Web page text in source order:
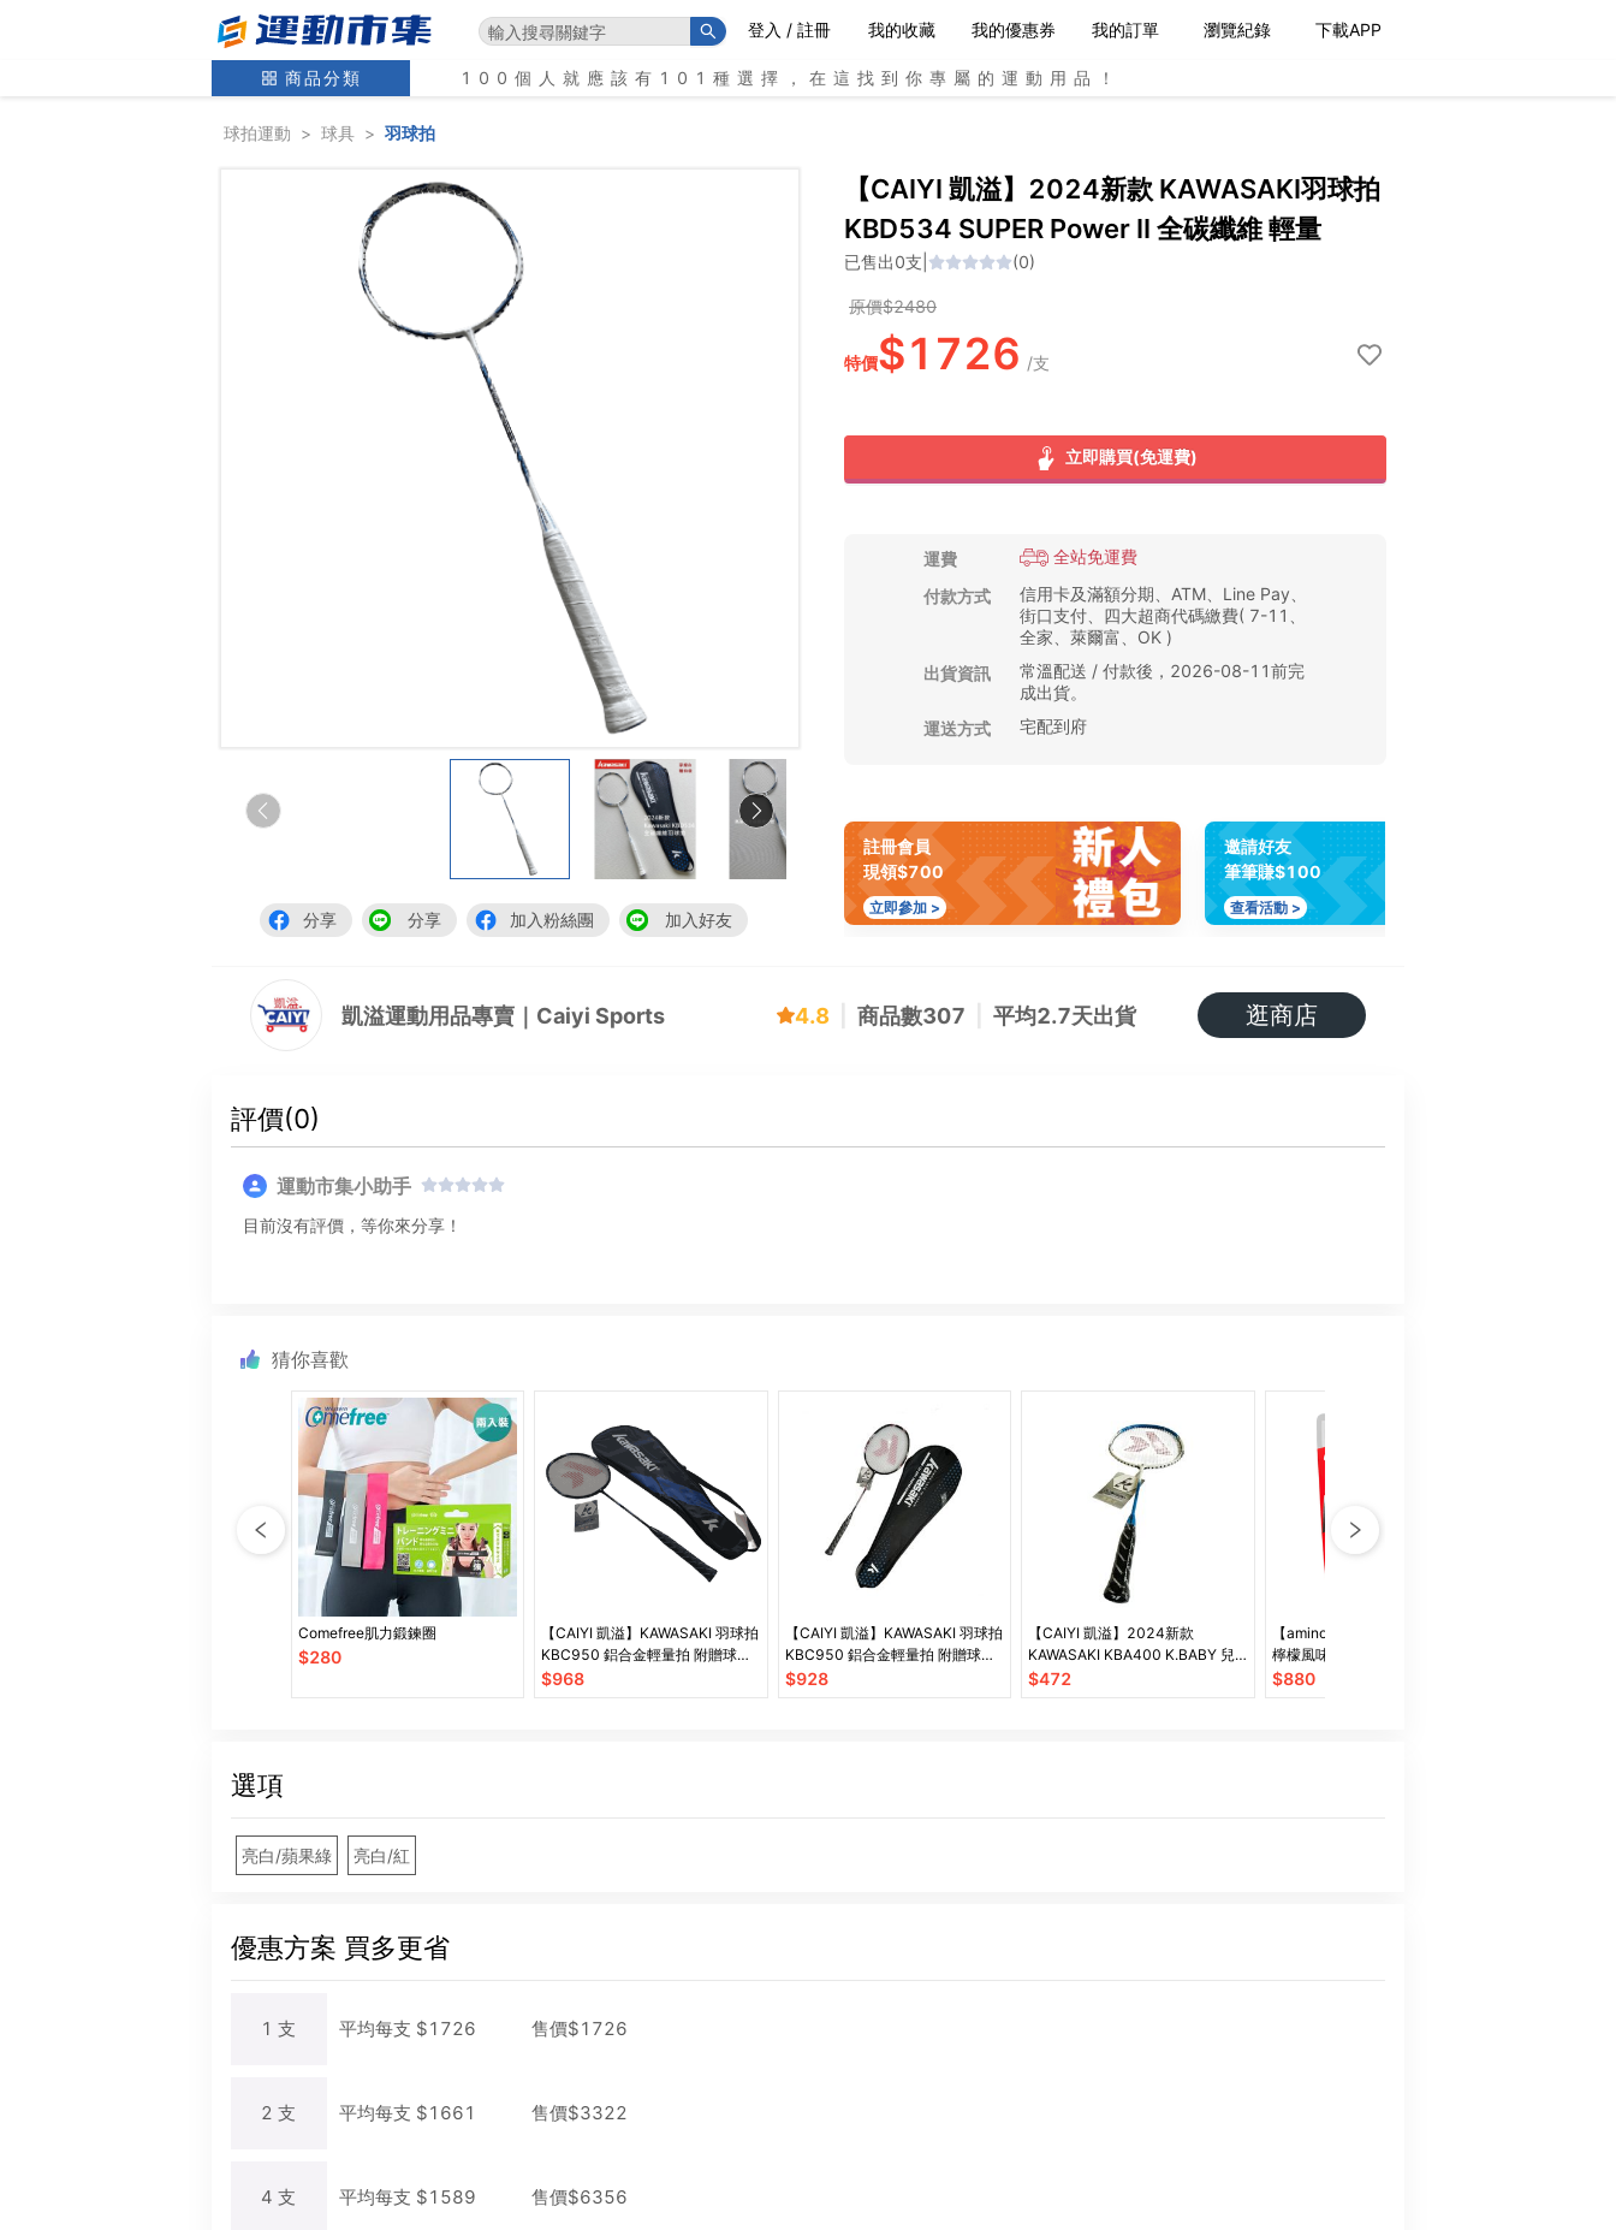
登入 / 註冊 我的收藏 我的優惠券 我的訂單 瀏覽紀錄 下載APP
商品分類 100個人就應該有101種選擇，在這找到你專屬的運動用品！
球拍運動 > 球具 > 羽球拍
分享 分享 加入粉絲團 加入好友
【CAIYI 凱溢】2024新款 KAWASAKI羽球拍
KBD534 SUPER Power II 全碳纖維 輕量
已售出0支 (0)
原價$2480
特價$1726 /支
立即購買(免運費)
運費
全站免運費
付款方式
信用卡及滿額分期、ATM、Line Pay、
街口支付、四大超商代碼繳費( 7-11、
全家、萊爾富、OK )
出貨資訊
常溫配送 / 付款後，2026-08-11前完
成出貨。
運送方式
宅配到府
註冊會員
現領$700
立即參加 >
邀請好友
筆筆賺$100
查看活動 >
凱溢運動用品專賣｜Caiyi Sports 4.8 商品數307 平均2.7天出貨 逛商店
評價(0)
運動市集小助手
目前沒有評價，等你來分享！
猜你喜歡
Comefree肌力鍛鍊圈
$280
【CAIYI 凱溢】KAWASAKI 羽球拍
KBC950 鋁合金輕量拍 附贈球袋
YY, VICTOR參考 2022新款
$968
【CAIYI 凱溢】KAWASAKI 羽球拍
KBC950 鋁合金輕量拍 附贈球袋
YY, VICTOR參考 2022新款
$928
【CAIYI 凱溢】2024新款
KAWASAKI KBA400 K.BABY 兒
童鋁羽球拍 已穿線
$472
【aminoVITAL】胺基酸乳清蛋白
檸檬風味 (4.4公克 * 10小包)
$880
選項
亮白/蘋果綠 亮白/紅
優惠方案 買多更省
1 支 平均每支 $1726 售價$1726
2 支 平均每支 $1661 售價$3322
4 支 平均每支 $1589 售價$6356